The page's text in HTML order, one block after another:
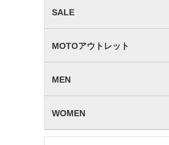
SALE
MOTOアウトレット
MEN
WOMEN